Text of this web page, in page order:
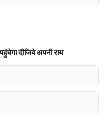
दीजिये अपनी राय